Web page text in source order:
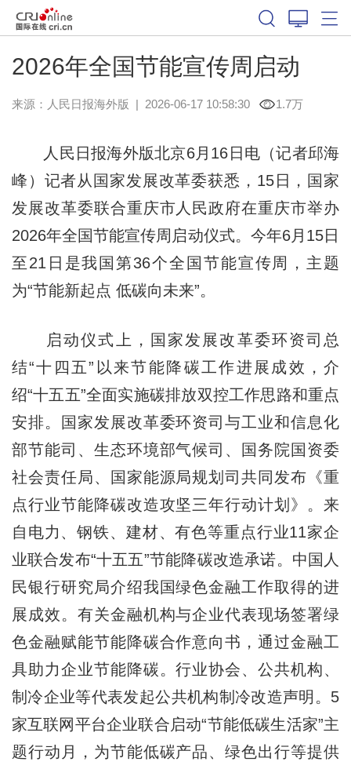
2026年全国节能宣传周启动
来源： 人民日报海外版 | 2026-06-17 10:58:30 1.7万
人民日报海外版北京6月16日电（记者邱海
峰）记者从国家发展改革委获悉，15日，国家
发展改革委联合重庆市人民政府在重庆市举办
2026年全国节能宣传周启动仪式。今年6月15日
至21日是我国第36个全国节能宣传周，主题
为“节能新起点 低碳向未来”。
启动仪式上，国家发展改革委环资司总
结“十四五”以来节能降碳工作进展成效，介
绍“十五五”全面实施碳排放双控工作思路和重点
安排。国家发展改革委环资司与工业和信息化
部节能司、生态环境部气候司、国务院国资委
社会责任局、国家能源局规划司共同发布《重
点行业节能降碳改造攻坚三年行动计划》。来
自电力、钢铁、建材、有色等重点行业11家企
业联合发布“十五五”节能降碳改造承诺。中国人
民银行研究局介绍我国绿色金融工作取得的进
展成效。有关金融机构与企业代表现场签署绿
色金融赋能节能降碳合作意向书，通过金融工
具助力企业节能降碳。行业协会、公共机构、
制冷企业等代表发起公共机构制冷改造声明。5
家互联网平台企业联合启动“节能低碳生活家”主
题行动月，为节能低碳产品、绿色出行等提供